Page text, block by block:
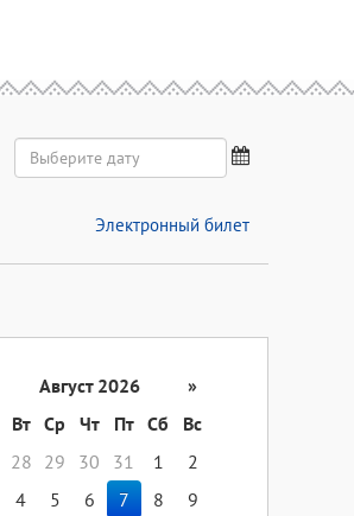
Электронный билет
Август 2026
»
Вт Ср Чт Пт Сб
Вс
28 29 30 31 1
2
4 5 6 7 8
9